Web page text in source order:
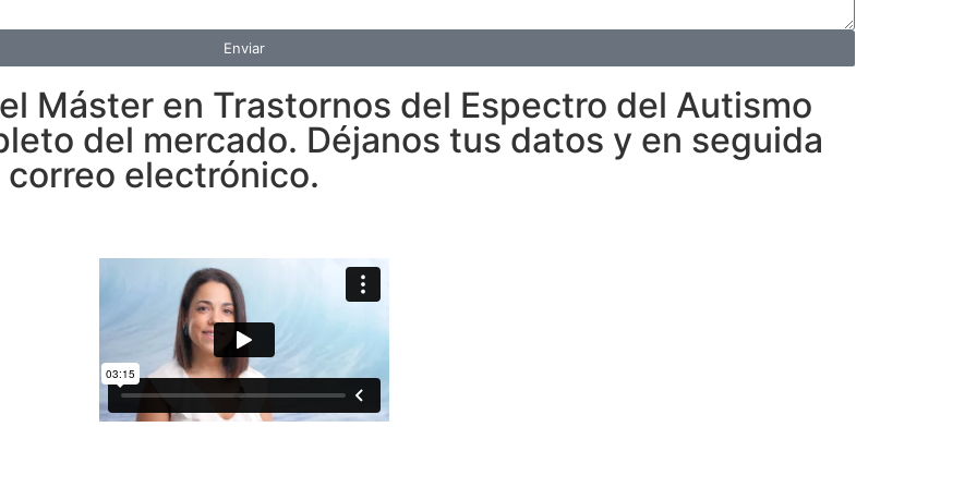
Enviar
Máster en Trastornos del Espectro del Autismo
del mercado. Déjanos tus datos y en seguida
electrónico.